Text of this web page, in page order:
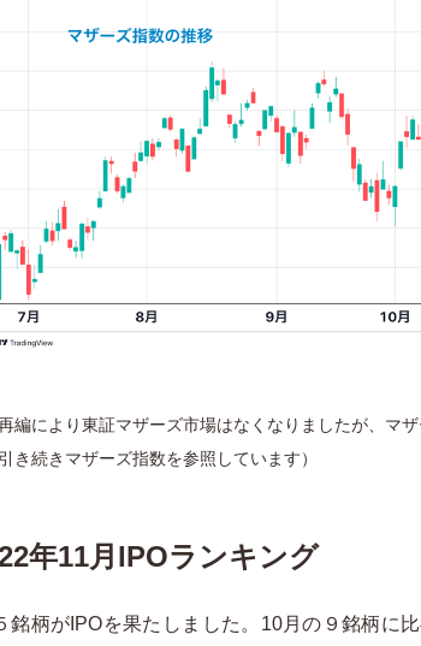
編により東証マザーズ市場はなくなりましたが、マ
き続きマザーズ指数を参照しています）
年11月IPOランキング
銘柄がIPOを果たしました。10月の９銘柄に